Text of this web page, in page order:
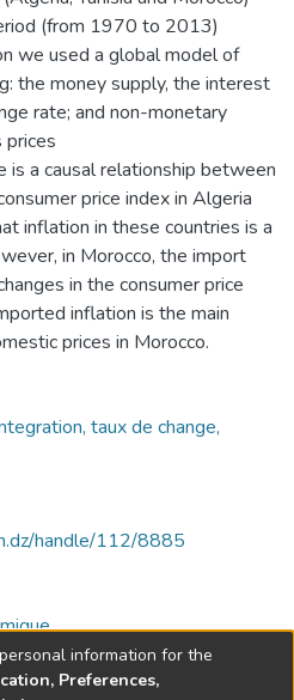
(from 1970 to 2013)
we used a global model of
the money supply, the interest
rate; and non-monetary
prices
a causal relationship between
price index in Algeria
inflation in these countries is a
in Morocco, the import
in the consumer price
inflation is the main
prices in Morocco.
taux de change,
handle/112/8885
information for the
Preferences,